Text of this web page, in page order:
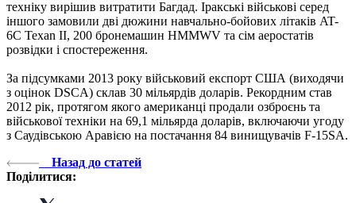
техніку вирішив витратити Багдад. Іракські військові серед
іншого замовили дві дюжини навчально-бойових літаків AT-
6C Texan II, 200 бронемашин HMMWV та сім аеростатів
розвідки і спостереження.
За підсумками 2013 року військовий експорт США (виходячи
з оцінок DSCA) склав 30 мільярдів доларів. Рекордним став
2012 рік, протягом якого американці продали озброєнь та
військової техніки на 69,1 мільярда доларів, включаючи угоду
з Саудівською Аравією на постачання 84 винищувачів F-15SA.
Назад до статей
Поділитися: